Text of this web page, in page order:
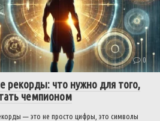
0
рекорды: что нужно для того,
чемпионом
— это не просто цифры, это символы